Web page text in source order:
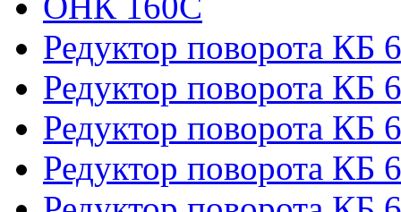
Редуктор поворота КБ
Редуктор поворота КБ
Редуктор поворота КБ
Редуктор поворота КБ